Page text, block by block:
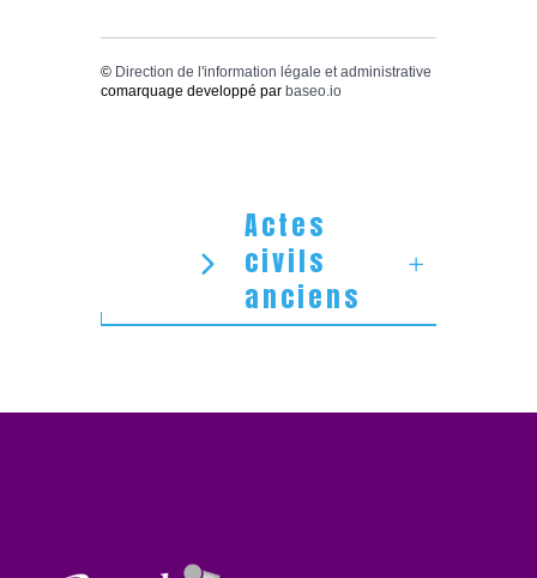
© Direction de l'information légale et administrative
comarquage developpé par baseo.io
Actes
civils
anciens